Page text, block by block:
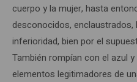
cuerpo y la mujer, hasta
desconocidos, enclaustrados,
inferioridad, bien por el
También rompían con el azul
elementos legitimadores de